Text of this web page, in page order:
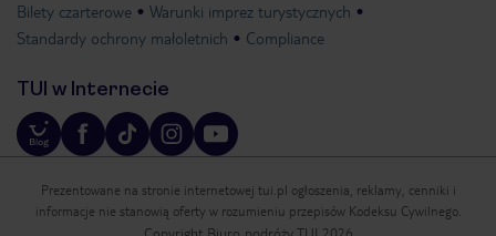
Bilety czarterowe
Warunki imprez turystycznych
Standardy ochrony małoletnich
Compliance
TUI w Internecie
Prezentowane na stronie internetowej tui.pl ogłoszenia, reklamy, cenniki i
informacje nie stanowią oferty w rozumieniu przepisów Kodeksu Cywilnego.